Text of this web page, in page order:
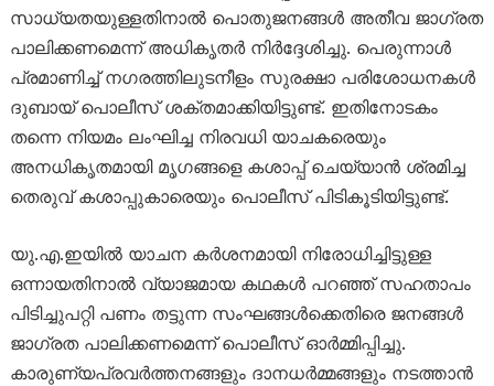
സാധ്യതയുള്ളതിനാൽ പൊതുജനങ്ങൾ അതീവ ജാഗ്രത
പാലിക്കണമെന്ന് അധികൃതർ നിർദ്ദേശിച്ചു. പെരുന്നാൾ
പ്രമാണിച്ച് നഗരത്തിലുടനീളം സുരക്ഷാ പരിശോധനകൾ
ദുബായ് പൊലീസ് ശക്തമാക്കിയിട്ടുണ്ട്. ഇതിനോടകം
തന്നെ നിയമം ലംഘിച്ച നിരവധി യാചകരെയും
അനധികൃതമായി മൃഗങ്ങളെ കശാപ്പ് ചെയ്യാൻ ശ്രമിച്ച
തെരുവ് കശാപ്പുകാരെയും പൊലീസ് പിടികൂടിയിട്ടുണ്ട്.
യു.എ.ഇയിൽ യാചന കർശനമായി നിരോധിച്ചിട്ടുള്ള
ഒന്നായതിനാൽ വ്യാജമായ കഥകൾ പറഞ്ഞ് സഹതാപം
പിടിച്ചുപറ്റി പണം തട്ടുന്ന സംഘങ്ങൾക്കെതിരെ ജനങ്ങൾ
ജാഗ്രത പാലിക്കണമെന്ന് പൊലീസ് ഓർമ്മിപ്പിച്ചു.
കാരുണ്യപ്രവർത്തനങ്ങളും ദാനധർമ്മങ്ങളും നടത്താൻ